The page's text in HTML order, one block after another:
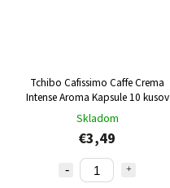
Tchibo Cafissimo Caffe Crema
Intense Aroma Kapsule 10 kusov
Skladom
€3,49